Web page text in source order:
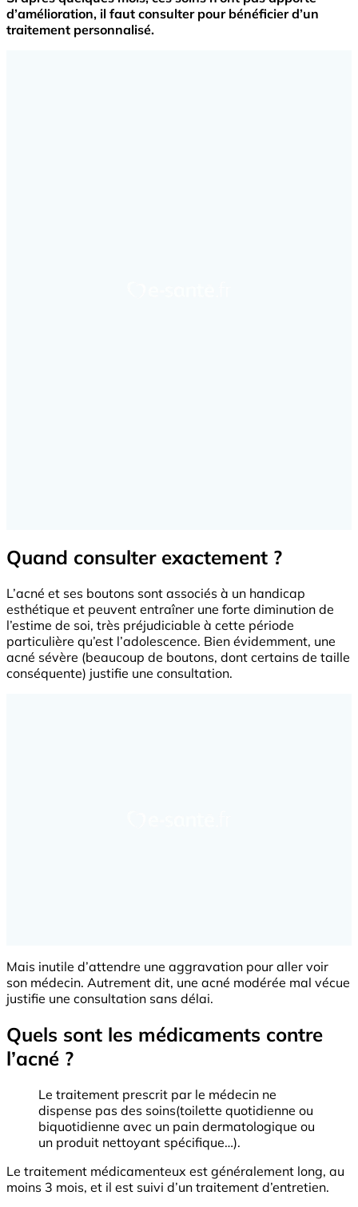
d’amélioration, il faut consulter pour bénéficier d’un
traitement personnalisé.
Quand consulter exactement ?
L’acné et ses boutons sont associés à un handicap
esthétique et peuvent entraîner une forte diminution de
l’estime de soi, très préjudiciable à cette période
particulière qu’est l’adolescence. Bien évidemment, une
acné sévère (beaucoup de boutons, dont certains de taille
conséquente) justifie une consultation.
Mais inutile d’attendre une aggravation pour aller voir
son médecin. Autrement dit, une acné modérée mal vécue
justifie une consultation sans délai.
Quels sont les médicaments contre
l’acné ?
Le traitement prescrit par le médecin ne
dispense pas des soins(toilette quotidienne ou
biquotidienne avec un pain dermatologique ou
un produit nettoyant spécifique…).
Le traitement médicamenteux est généralement long, au
moins 3 mois, et il est suivi d’un traitement d’entretien.